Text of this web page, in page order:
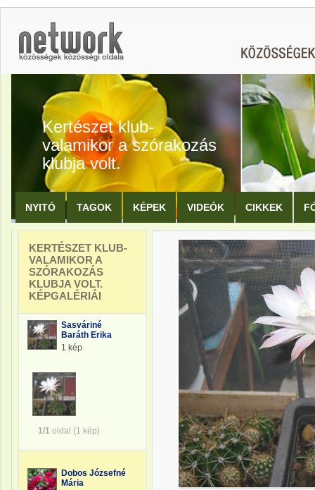
Kertészet klub-
valamikor a szórakozás
klubja volt.
NYITÓ TAGOK KÉPEK VIDEÓK CIKKEK
KERTÉSZET KLUB-
VALAMIKOR A
SZÓRAKOZÁS
KLUBJA VOLT.
KÉPGALÉRIÁI
Sasváriné
Baráth Erika
1 kép
1/1 oldal (1 kép)
Dobos Józsefné
Mária